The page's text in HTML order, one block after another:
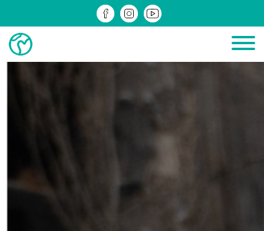
ДІЮЧІ
ІНФОМАТЕРІАЛИ